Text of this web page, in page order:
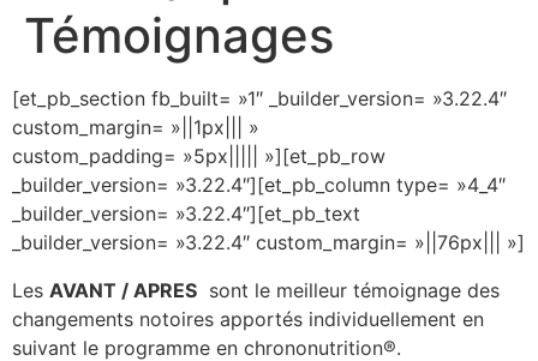
Témoignages
[et_pb_section fb_built= »1″ _builder_version= »3.22.4″
custom_margin= »||1px||| »
custom_padding= »5px||||| »][et_pb_row
_builder_version= »3.22.4″][et_pb_column type= »4_4″
_builder_version= »3.22.4″][et_pb_text
_builder_version= »3.22.4″ custom_margin= »||76px||| »]
Les AVANT / APRES sont le meilleur témoignage des
changements notoires apportés individuellement en
suivant le programme en chrononutrition®.